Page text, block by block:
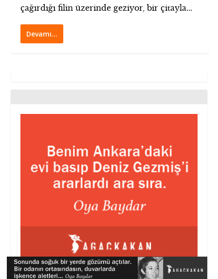
çağırdığı filin üzerinde geziyor, bir çitayla...
Devamı…